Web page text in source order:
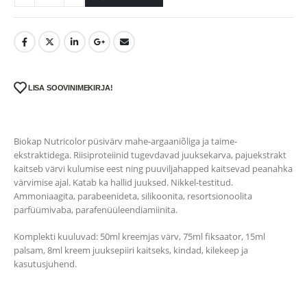
LISA SOOVINIMEKIRJA!
Biokap Nutricolor püsivärv mahe-argaaniõliga ja taime-
ekstraktidega. Riisiproteiinid tugevdavad juuksekarva, pajuekstrakt
kaitseb värvi kulumise eest ning puuviljahapped kaitsevad peanahka
värvimise ajal. Katab ka hallid juuksed. Nikkel-testitud.
Ammoniaagita, parabeenideta, silikoonita, resortsionoolita
parfüümivaba, parafenüüleendiamiinita.
Komplekti kuuluvad: 50ml kreemjas värv, 75ml fiksaator, 15ml
palsam, 8ml kreem juuksepiiri kaitseks, kindad, kilekeep ja
kasutusjuhend.